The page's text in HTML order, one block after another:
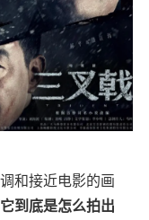
和接近电影的画
到底是怎么拍出